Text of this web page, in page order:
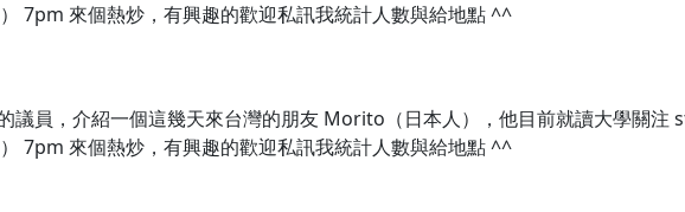
7pm 來個熱炒，有興趣的歡迎私訊我統計人數與給地點 ^^
議員，介紹一個這幾天來台灣的朋友 Morito（日本人），他目前就讀大學關
7pm 來個熱炒，有興趣的歡迎私訊我統計人數與給地點 ^^